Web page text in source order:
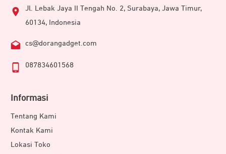
Jl. Lebak Jaya II Tengah No. 2, Surabaya, Jawa Timur,
60134, Indonesia
cs@dorangadget.com
087834601568
Informasi
Tentang Kami
Kontak Kami
Lokasi Toko